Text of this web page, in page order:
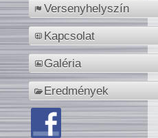
Versenyhelyszín
Kapcsolat
Galéria
Eredmények